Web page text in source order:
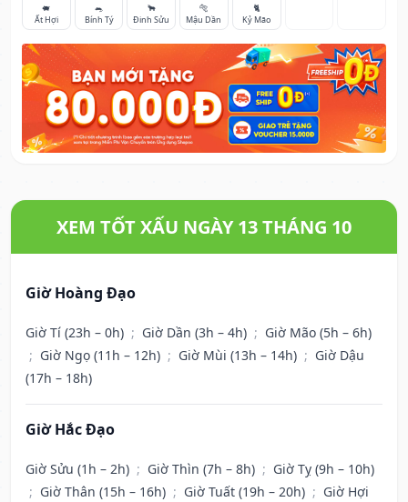
🐖
Ất Hợi
🐀
Bính Tý
🐂
Đinh Sửu
🐅
Mậu Dần
🐈
Kỷ Mão
XEM TỐT XẤU NGÀY 13 THÁNG 10
Giờ Hoàng Đạo
Giờ Tí (23h – 0h) ; Giờ Dần (3h – 4h) ; Giờ Mão (5h – 6h)
; Giờ Ngọ (11h – 12h) ; Giờ Mùi (13h – 14h) ; Giờ Dậu
(17h – 18h)
Giờ Hắc Đạo
Giờ Sửu (1h – 2h) ; Giờ Thìn (7h – 8h) ; Giờ Tỵ (9h – 10h)
; Giờ Thân (15h – 16h) ; Giờ Tuất (19h – 20h) ; Giờ Hợi